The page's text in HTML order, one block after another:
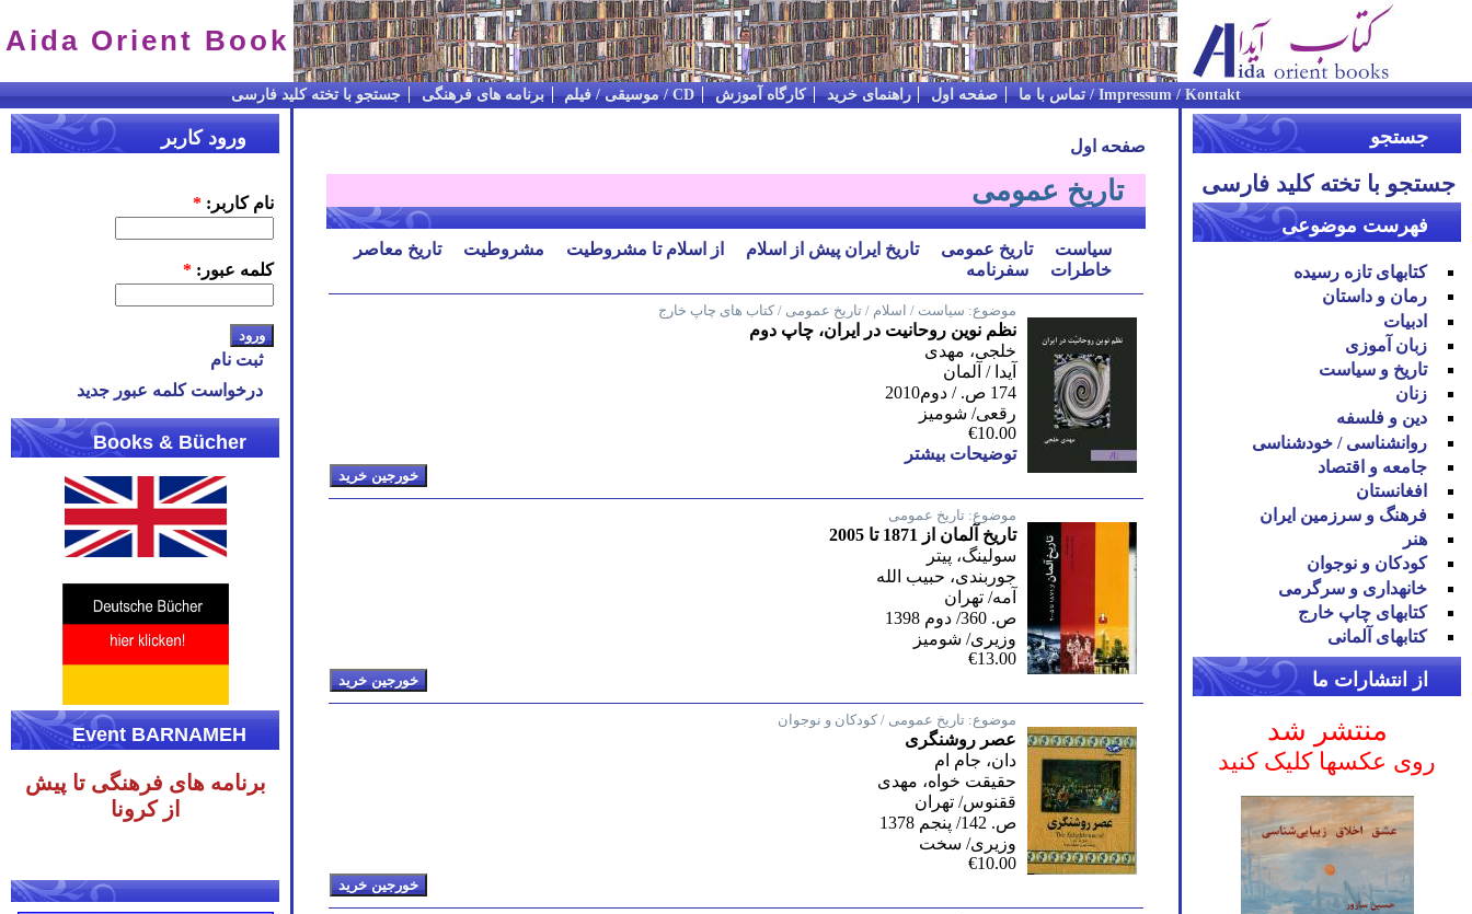
Aida Orient Book
Impressum / Kontakt / تماس با ما صفحه اول راهنمای خرید کارگاه آموزش CD / موسیقی / فیلم برنامه های فرهنگی جستجو با تخته کلید فارسی
جستجو
جستجو با تخته کلید فارسی
فهرست موضوعی
کتابهای تازه رسیده
رمان و داستان
ادبیات
زبان آموزی
تاریخ و سیاست
زنان
دین و فلسفه
روان‪شناسی / خودشناسی
جامعه و اقتصاد
افغانستان
فرهنگ و سرزمین ایران
هنر
کودکان و نوجوان
خانه‪داری و سرگرمی
کتاب‪های چاپ خارج
کتاب‪های آلمانی
از انتشارات ما
منتشر شد
روی عکسها کلیک کنید
صفحه اول
تاریخ عمومی
سیاست تاریخ عمومی تاریخ ایران پیش از اسلام از اسلام تا مشروطیت مشروطیت
تاریخ معاصر
خاطرات
سفرنامه
موضوع: سیاست / اسلام / تاریخ عمومی / کتاب های چاپ خارج
نظم نوین روحانیت در ایران، چاپ دوم
خلجی، مهدی
آیدا / آلمان
174 ص. / دوم2010
رقعی/ شومیز
€10.00
توضیحات بیشتر
موضوع: تاریخ عمومی
تاریخ آلمان از 1871 تا 2005
سولینگ، پیتر
جوربندی، حبیب الله
آمه/ تهران
ص. 360/ دوم 1398
وزیری/ شومیز
€13.00
موضوع: تاریخ عمومی / کودکان و نوجوان
عصر روشنگری
دان، جام ام
حقیقت خواه، مهدی
ققنوس/ تهران
ص. 142/ پنجم 1378
وزیری/ سخت
€10.00
ورود کاربر
نام کاربر: *
کلمه عبور: *
ثبت نام
درخواست کلمه عبور جدید
Books & Bücher
Event BARNAMEH
برنامه های فرهنگی تا پیش
از کرونا